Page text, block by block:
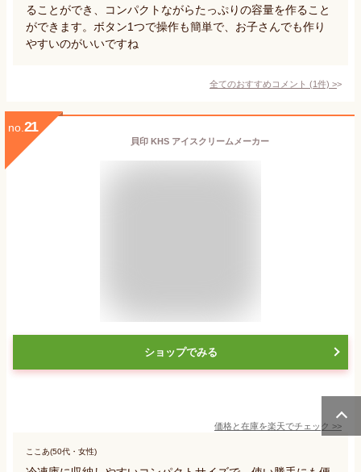
ることができ、コンパクトながらたっぷりの容量を作ること
ができます。ボタン1つで操作も簡単で、お子さんでも作り
やすいのがいいですね
全てのおすすめコメント (1件) >
no. 21
貝印 KHS アイスクリームメーカー
ショップでみる
価格と在庫を楽天でチェック >>
ここあ(50代・女性)